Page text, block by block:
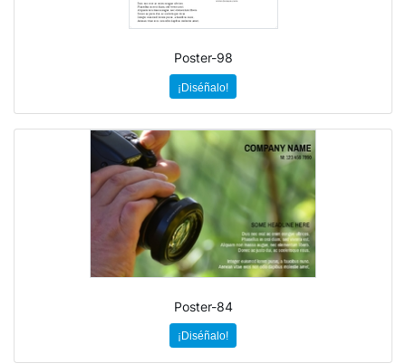
Poster-98
¡Diséñalo!
Poster-84
¡Diséñalo!